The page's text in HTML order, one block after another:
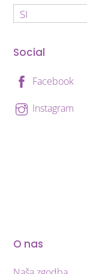
SI
Social
Facebook
Instagram
O nas